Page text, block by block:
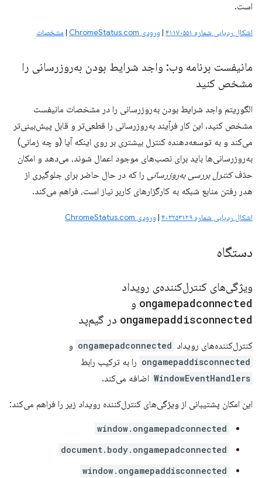
است.
اشکال ردیابی شماره ۴۱۱۷۰۵۵۱ |ورودی ChromeStatus.com | مشخصات
مانیفست برنامه وب: واجد شرایط بودن به‌روزرسانی را
مشخص کنید
الگوریتم واجد شرایط بودن به‌روزرسانی را در مشخصات مانیفست
مشخص کنید. این کار فرآیند به‌روزرسانی را قطعی‌تر و قابل پیش‌بینی‌تر
می‌کند و به توسعه‌دهنده کنترل بیشتری بر روی اینکه آیا (و چه زمانی)
به‌روزرسانی‌ها باید برای نصب‌های موجود اعمال شوند، می‌دهد و امکان
حذفکنترل بررسی به‌روزرسانی را که در حال حاضر برای جلوگیری از
هدر رفتن منابع شبکه به کارگزارهای کاربر نیاز است، فراهم می‌کند.
اشکال ردیابی شماره ۴۰۳۲۵۳۱۲۹ |ورودی ChromeStatus.com
دستگاه
ویژگی‌های کنترل‌کننده‌ی رویداد
ongamepadconnected و
ongamepaddisconnected در گیم‌پد
کنترل‌کننده‌های رویداد ongamepadconnected و
ongamepaddisconnected را به ترکیب رابط
WindowEventHandlers اضافه می‌کند.
این امکان پشتیبانی از ویژگی‌های کنترل‌کننده رویداد زیر را فراهم می‌کند:
window.ongamepadconnected
document.body.ongamepadconnected
window.ongamepaddisconnected